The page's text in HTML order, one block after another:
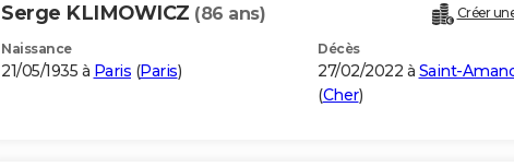
Serge KLIMOWICZ (86 ans) Créer
Naissance
21/05/1935 à Paris (Paris)
Décès
27/02/2022 à Saint-
(Cher)